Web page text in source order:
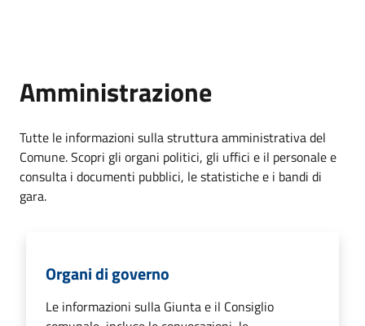
Amministrazione
Tutte le informazioni sulla struttura amministrativa del
Comune. Scopri gli organi politici, gli uffici e il personale e
consulta i documenti pubblici, le statistiche e i bandi di
gara.
Organi di governo
Le informazioni sulla Giunta e il Consiglio